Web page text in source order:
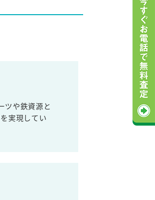
ツや鉄資源と
実現してい